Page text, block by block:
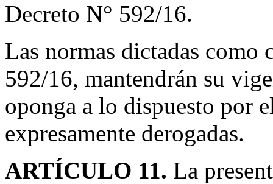
Decreto N° 592/16.
Las normas dictadas como
592/16, mantendrán su
oponga a lo dispuesto por
expresamente derogadas.
ARTÍCULO 11. La